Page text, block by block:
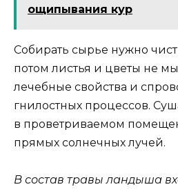
ощипывания кур
Собирать сырье нужно
потом листья и цветы не
лечебные свойства и
гнилостных процессов.
в проветриваемом
прямых солнечных лучей.
В состав травы ландыша